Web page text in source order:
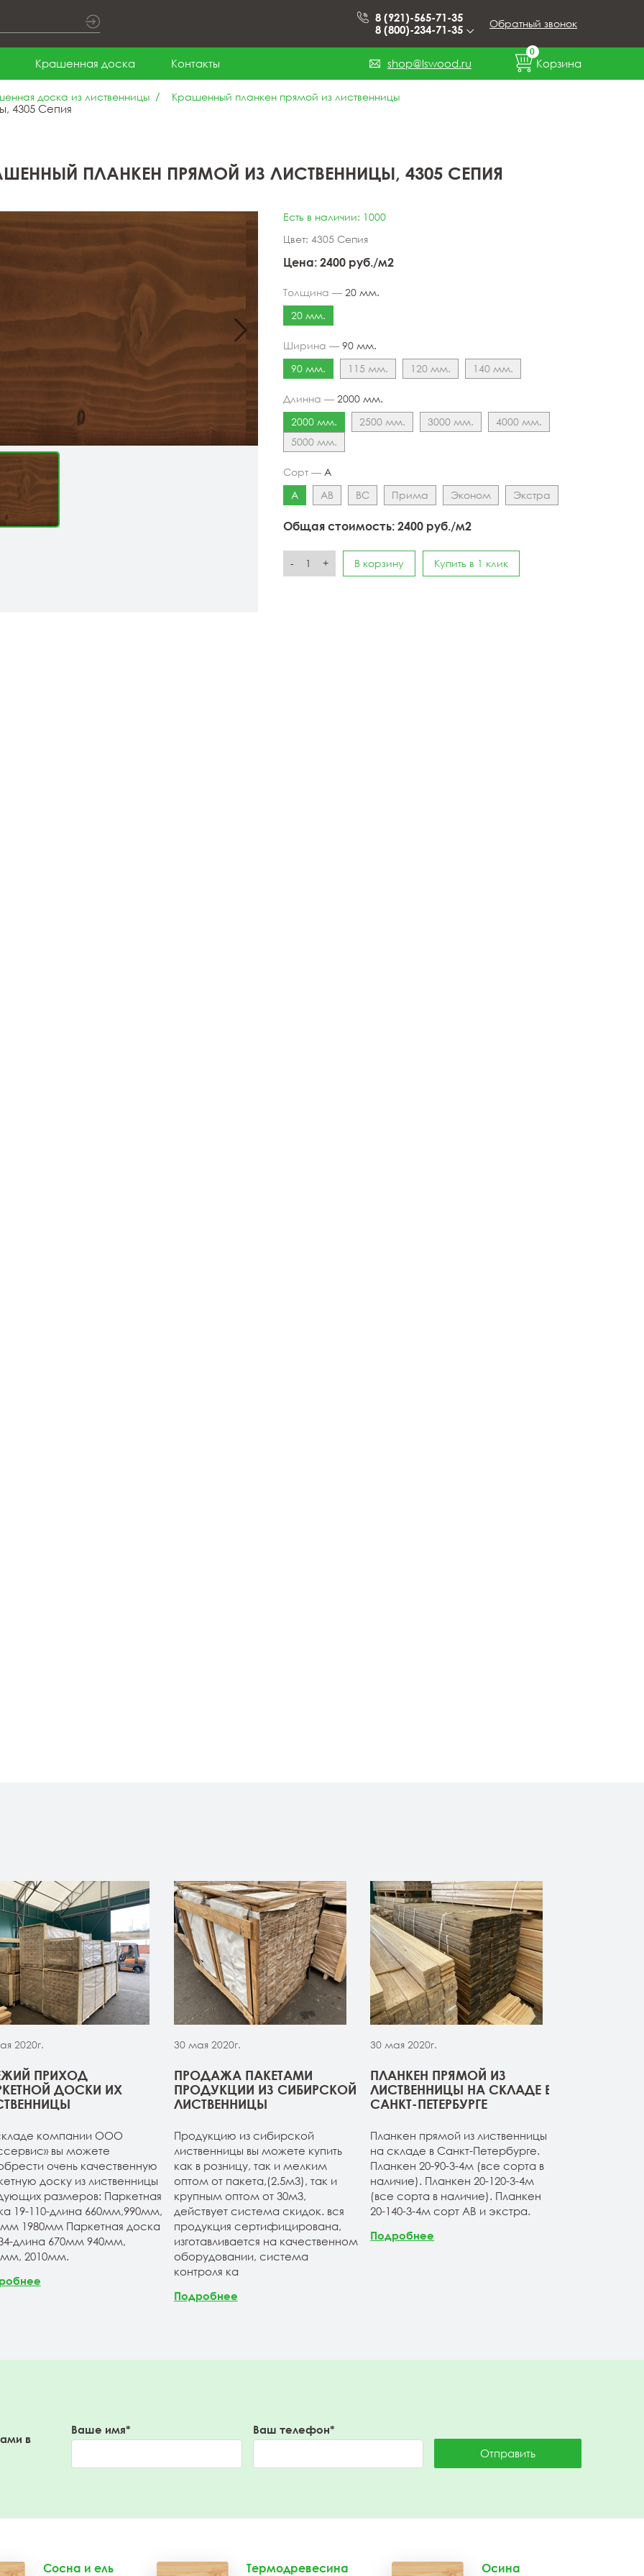
8 (921)-565-71-35
8 (800)-234-71-35
Обратный звонок
Крашенная доска Контакты shop@lswood.ru
0
Корзина
доска из лиственницы Крашенный планкен прямой из лиственницы
4305 Сепия
ПЛАНКЕН ПРЯМОЙ ИЗ ЛИСТВЕННИЦЫ, 4305 СЕПИЯ
Есть в наличии: 1000
Цвет: 4305 Сепия
Цена: 2400 руб./м2
Толщина — 20 мм.
20 мм.
Ширина — 90 мм.
90 мм.
115 мм. 120 мм. 140 мм.
Длинна — 2000 мм.
2000 мм.
2500 мм. 3000 мм.
4000 мм.
5000 мм.
Сорт — А
А
АВ ВС Прима Эконом Экстра
Общая стоимость: 2400 руб./м2
- + В корзину Купить в 1 клик
2020г.
ПРИХОД
ДОСКИ ИХ
компании ООО
вы можете
очень качественную
доску из лиственницы
размеров: Паркетная
19-110-длина 660мм,990мм,
1980мм Паркетная доска
длина 670мм 940мм,
2010мм.
30 мая 2020г.
ПРОДАЖА ПАКЕТАМИ
ПРОДУКЦИИ ИЗ СИБИРСКОЙ
ЛИСТВЕННИЦЫ
Продукцию из сибирской
лиственницы вы можете купить
как в розницу, так и мелким
оптом от пакета,(2.5м3), так и
крупным оптом от 30м3,
действует система скидок. вся
продукция сертифицирована,
изготавливается на качественном
оборудовании, система
контроля ка
Подробнее
30 мая 2020г.
ПЛАНКЕН ПРЯМОЙ ИЗ
ЛИСТВЕННИЦЫ НА СКЛАДЕ В
САНКТ-ПЕТЕРБУРГЕ
Планкен прямой из лиственницы
на складе в Санкт-Петербурге.
Планкен 20-90-3-4м (все сорта в
наличие). Планкен 20-120-3-4м
(все сорта в наличие). Планкен
20-140-3-4м сорт АВ и экстра.
Подробнее
в
Ваше имя*
Ваш телефон*
Отправить
Сосна и ель Термодревесина Осина